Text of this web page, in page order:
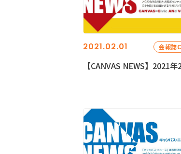
2021.02.01 会報誌
【CANVAS NEWS】2021